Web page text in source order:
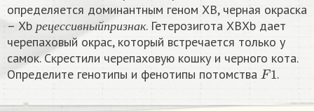
определяется доминантным геном XВ, черная окраска
– Xb
р е ц е с с и в н ы й п р и з н а к
рецес сив ныйприз нак
. Гетерозигота XBXb дает
черепаховый окрас, который встречается только у
самок. Скрестили черепаховую кошку и черного кота.
Определите генотипы и фенотипы потомства F1.